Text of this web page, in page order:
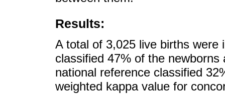
Results:
A total of 3,025 live births
classified 47% of the
national reference classified
weighted kappa value for